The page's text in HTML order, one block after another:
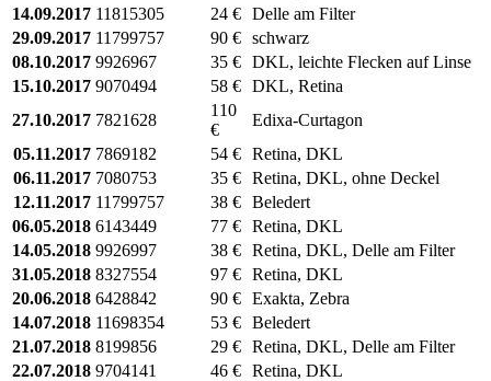
14.09.2017 11815305 24 € Delle am Filter
29.09.2017 11799757 90 € schwarz
08.10.2017 9926967 35 € DKL, leichte Flecken auf Linse
15.10.2017 9070494 58 € DKL, Retina
27.10.2017 7821628
110
€
Edixa-Curtagon
05.11.2017 7869182 54 € Retina, DKL
06.11.2017 7080753 35 € Retina, DKL, ohne Deckel
12.11.2017 11799757 38 € Beledert
06.05.2018 6143449 77 € Retina, DKL
14.05.2018 9926997 38 € Retina, DKL, Delle am Filter
31.05.2018 8327554 97 € Retina, DKL
20.06.2018 6428842 90 € Exakta, Zebra
14.07.2018 11698354 53 € Beledert
21.07.2018 8199856 29 € Retina, DKL, Delle am Filter
22.07.2018 9704141 46 € Retina, DKL